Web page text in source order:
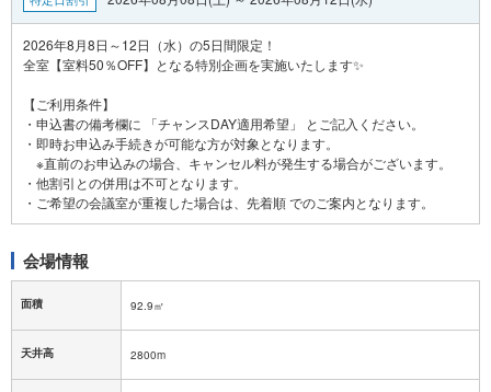
2026年8月8日～12日（水）の5日間限定！
全室【室料50％OFF】となる特別企画を実施いたします✨
【ご利用条件】
・申込書の備考欄に 「チャンスDAY適用希望」 とご記入ください。
・即時お申込み手続きが可能な方が対象となります。
※直前のお申込みの場合、キャンセル料が発生する場合がございます。
・他割引との併用は不可となります。
会場情報
面積 92.9㎡
天井高 2800m